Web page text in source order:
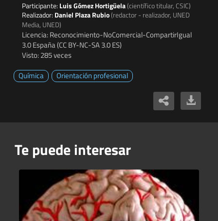
Participante: Luis Gómez Hortigüela(científico titular, CSIC)
Realizador: Daniel Plaza Rubio(redactor - realizador, UNED
Media, UNED)
Licencia: Reconocimiento-NoComercial-CompartirIgual
3.0 España (CC BY-NC-SA 3.0 ES)
Visto: 285 veces
Química
Orientación profesional
Te puede interesar